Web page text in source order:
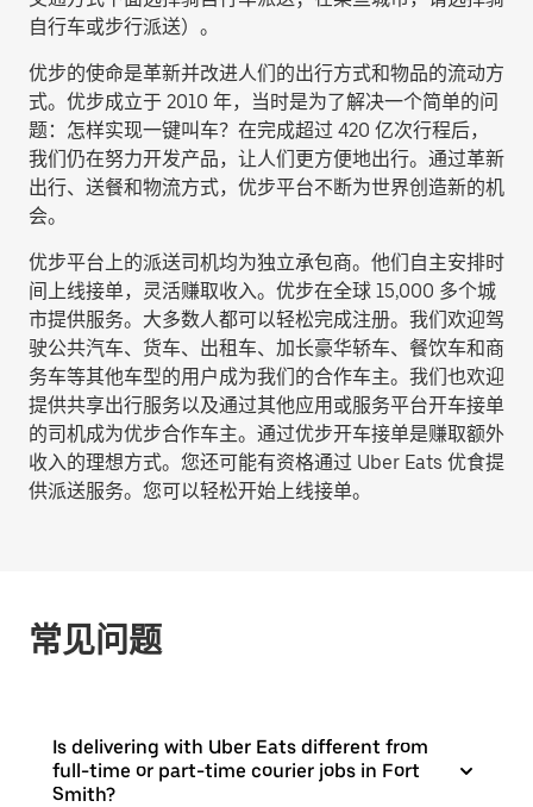
自行车或步行派送）。
优步的使命是革新并改进人们的出行方式和物品的流动方
式。优步成立于 2010 年，当时是为了解决一个简单的问
题：怎样实现一键叫车？在完成超过 420 亿次行程后，
我们仍在努力开发产品，让人们更方便地出行。通过革新
出行、送餐和物流方式，优步平台不断为世界创造新的机
会。
优步平台上的派送司机均为独立承包商。他们自主安排时
间上线接单，灵活赚取收入。优步在全球 15,000 多个城
市提供服务。大多数人都可以轻松完成注册。我们欢迎驾
驶公共汽车、货车、出租车、加长豪华轿车、餐饮车和商
务车等其他车型的用户成为我们的合作车主。我们也欢迎
提供共享出行服务以及通过其他应用或服务平台开车接单
的司机成为优步合作车主。通过优步开车接单是赚取额外
收入的理想方式。您还可能有资格通过 Uber Eats 优食提
供派送服务。您可以轻松开始上线接单。
常见问题
Is delivering with Uber Eats different from
full-time or part-time courier jobs in Fort
Smith?